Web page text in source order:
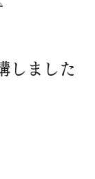
しました